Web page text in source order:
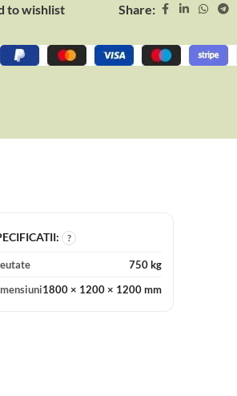
to wishlist Share:
?
750 kg
1800 × 1200 × 1200 mm